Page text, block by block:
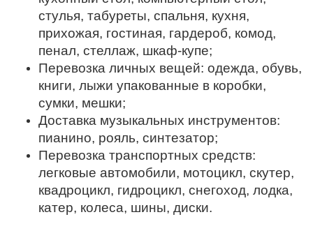
стулья, табуреты, спальня, кухня,
прихожая, гостиная, гардероб, комод,
пенал, стеллаж, шкаф-купе;
Перевозка личных вещей: одежда, обувь,
книги, лыжи упакованные в коробки,
сумки, мешки;
Доставка музыкальных инструментов:
пианино, рояль, синтезатор;
Перевозка транспортных средств:
легковые автомобили, мотоцикл, скутер,
квадроцикл, гидроцикл, снегоход, лодка,
катер, колеса, шины, диски.